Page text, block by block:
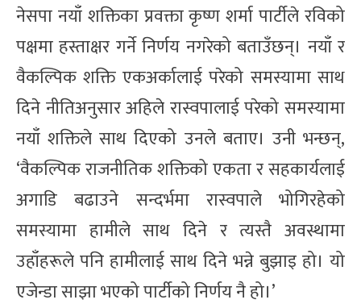
नेसपा नयाँ शक्तिका प्रवक्ता कृष्ण शर्मा पार्टीले रविको
पक्षमा हस्ताक्षर गर्ने निर्णय नगरेको बताउँछन्। नयाँ र
वैकल्पिक शक्ति एकअर्कालाई परेको समस्यामा साथ
दिने नीतिअनुसार अहिले रास्वपालाई परेको समस्यामा
नयाँ शक्तिले साथ दिएको उनले बताए। उनी भन्छन्,
‘वैकल्पिक राजनीतिक शक्तिको एकता र सहकार्यलाई
अगाडि बढाउने सन्दर्भमा रास्वपाले भोगिरहेको
समस्यामा हामीले साथ दिने र त्यस्तै अवस्थामा
उहाँहरूले पनि हामीलाई साथ दिने भन्ने बुझाइ हो। यो
एजेन्डा साझा भएको पार्टीको निर्णय नै हो।’